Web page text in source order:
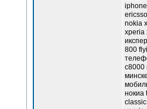
nokia
xperia
800
c8000
нокиа